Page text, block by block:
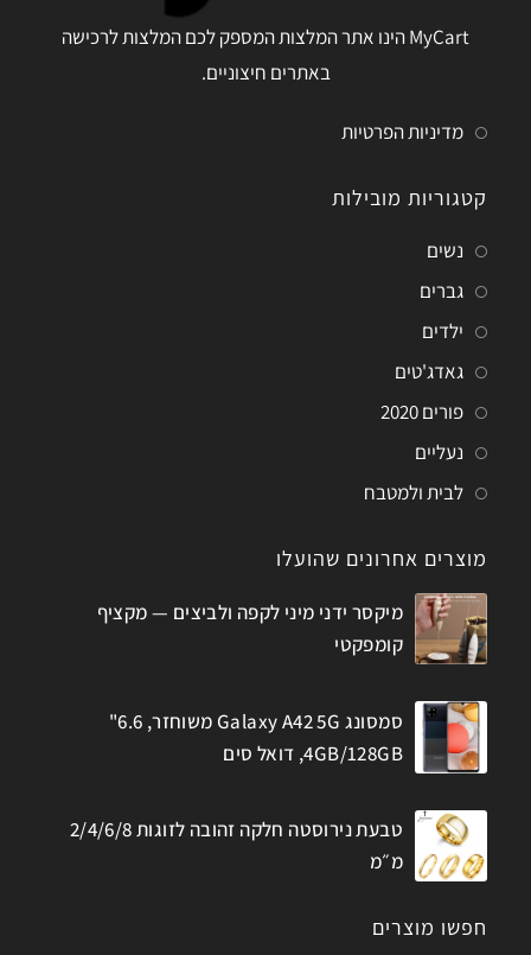
MyCart הינו אתר המלצות המספק לכם המלצות לרכישה
באתרים חיצוניים.
מדיניות הפרטיות
קטגוריות מובילות
נשים
גברים
ילדים
גאדג'טים
פורים 2020
נעליים
לבית ולמטבח
מוצרים אחרונים שהועלו
מיקסר ידני מיני לקפה ולביצים — מקציף
קומפקטי
סמסונג Galaxy A42 5G משוחזר, 6.6"
4GB/128GB, דואל סים
טבעת נירוסטה חלקה זהובה לזוגות 2/4/6/8
מ״מ
חפשו מוצרים